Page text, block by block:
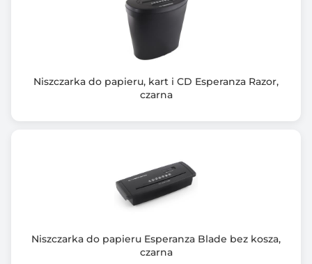
Kółka ułatwiające przemieszczanie urządzenia
Niszczarka do papieru, kart i CD Esperanza Razor,
czarna
Niszczarka do papieru Esperanza Blade bez kosza,
czarna